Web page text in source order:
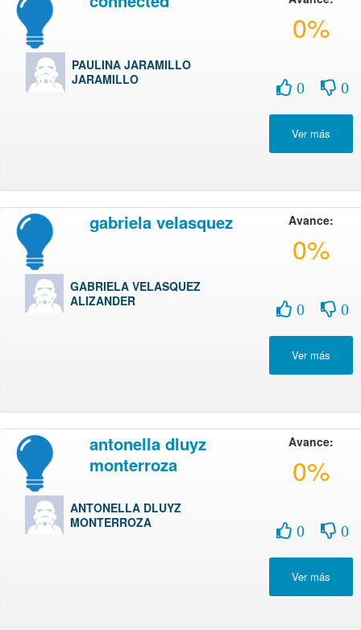
PAULINA JARAMILLO
JARAMILLO
0%
0 0
gabriela velasquez
GABRIELA VELASQUEZ
ALIZANDER
Avance:
0%
0 0
antonella dluyz
monterroza
ANTONELLA DLUYZ
MONTERROZA
Avance:
0%
0 0